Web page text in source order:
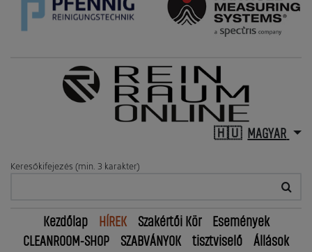
MAGYAR
Keresőkifejezés (min. 3 karakter)
Kezdőlap HÍREK Szakértői Kör
Események
CLEANROOM-SHOP
SZABVÁNYOK tisztviselő
Állások